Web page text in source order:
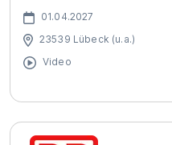
01.04.2027
23539 Lübeck (u.a.)
Video